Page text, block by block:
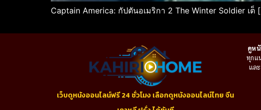
Captain America: กัปตันอเมริกา 2 The Winter Soldier เต็
เว็บดูหนังออนไลน์ฟรี 24 ชั่วโมง เลือกดูหนังออนไลน์ไทย จีน
ดูห
ทุกแ
แล